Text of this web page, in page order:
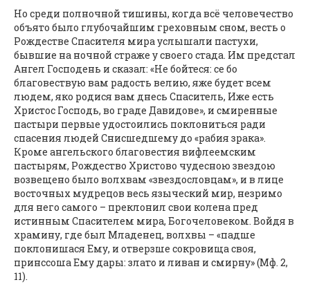
Но среди полночной тишины, когда всё человечество
объято было глубочайшим греховным сном, весть о
Рождестве Спасителя мира услышали пастухи,
бывшие на ночной страже у своего стада. Им предстал
Ангел Господень и сказал: «Не бойтеся: се бо
благовествую вам радость велию, яже будет всем
людем, яко родися вам днесь Спаситель, Иже есть
Христос Господь, во граде Давидове», и смиренные
пастыри первые удостоились поклониться ради
спасения людей Снисшедшему до «рабия зрака».
Кроме ангельского благовестия вифлеемским
пастырям, Рождество Христово чудесною звездою
возвещено было волхвам «звездословцам», и в лице
восточных мудрецов весь языческий мир, незримо
для него самого – преклонил свои колена пред
истинным Спасителем мира, Богочеловеком. Войдя в
храмину, где был Младенец, волхвы – «падше
поклонишася Ему, и отверзше сокровища своя,
принссоша Ему дары: злато и ливан и смирну» (Мф. 2,
11).